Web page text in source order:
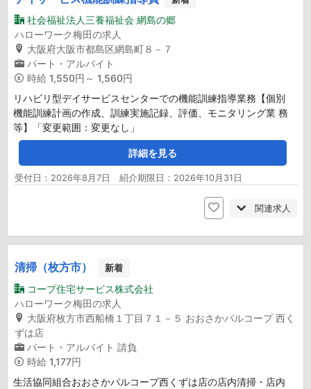
社会福祉法人三養福祉会 網島の郷
ハローワーク梅田の求人
大阪府大阪市都島区網島町８－７
パート・アルバイト
時給 1,550円～ 1,560円
リハビリ型デイサービスセンターでの機能訓練指導業務【個別
機能訓練計画の作成、訓練実施記録、評価、モニタリング業 務
等】「変更範囲：変更なし」
詳細を見る
受付日：2026年8月7日 紹介期限日：2026年10月31日
関連求人
清掃（枚方市） 新着
コープ住宅サービス株式会社
ハローワーク梅田の求人
大阪府枚方市西船橋１丁目７１－５ おおさかパルコープ 西く
ずは店
パート・アルバイト 請負
時給 1,177円
生活協同組合おおさかパルコープ西くずは店の店内清掃・店内